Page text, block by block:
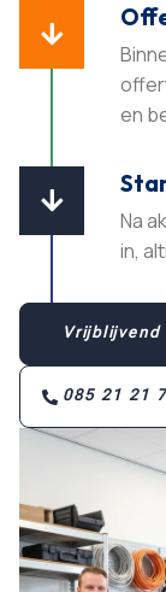

en

Na
in,
085 21 21